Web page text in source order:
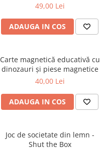
sticlă" – 60 Piese
49,00 Lei
ADAUGA IN COS
Carte magnetică educativă cu
dinozauri și piese magnetice
40,00 Lei
ADAUGA IN COS
Joc de societate din lemn -
Shut the Box